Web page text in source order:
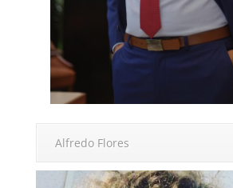
Alfredo Flores